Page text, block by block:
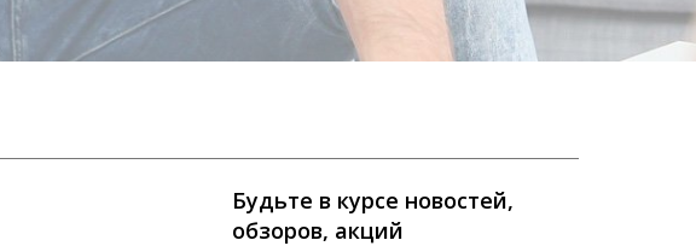
Будьте в курсе новостей,
обзоров, акций